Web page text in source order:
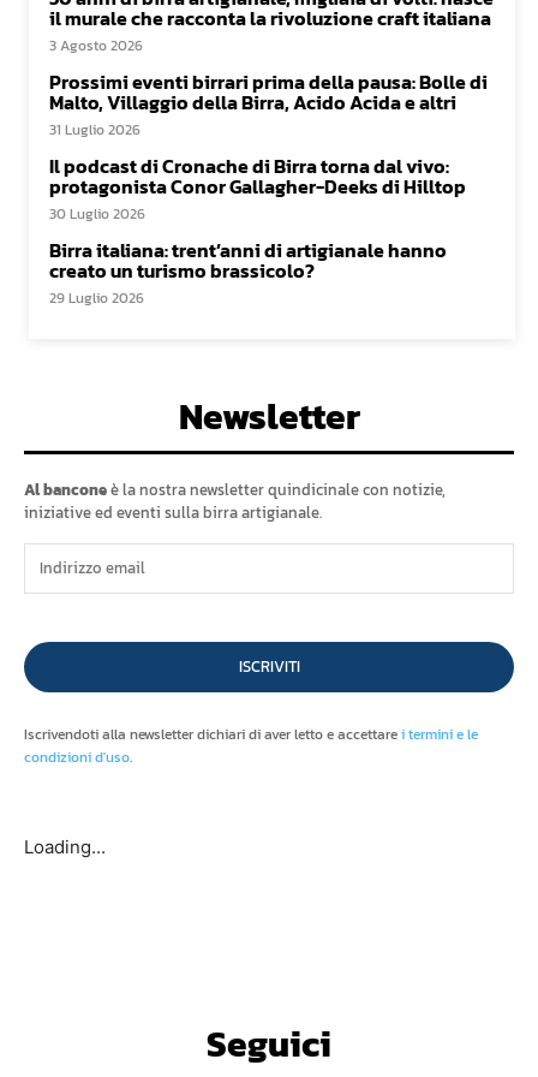
il murale che racconta la rivoluzione craft italiana
3 Agosto 2026
Prossimi eventi birrari prima della pausa: Bolle di
Malto, Villaggio della Birra, Acido Acida e altri
31 Luglio 2026
Il podcast di Cronache di Birra torna dal vivo:
protagonista Conor Gallagher-Deeks di Hilltop
30 Luglio 2026
Birra italiana: trent’anni di artigianale hanno
creato un turismo brassicolo?
29 Luglio 2026
Newsletter
Al banconeè la nostra newsletter quindicinale con notizie,
iniziative ed eventi sulla birra artigianale.
ISCRIVITI
Iscrivendoti alla newsletter dichiari di aver letto e accettarei termini e le
condizioni d'uso.
Loading...
Seguici